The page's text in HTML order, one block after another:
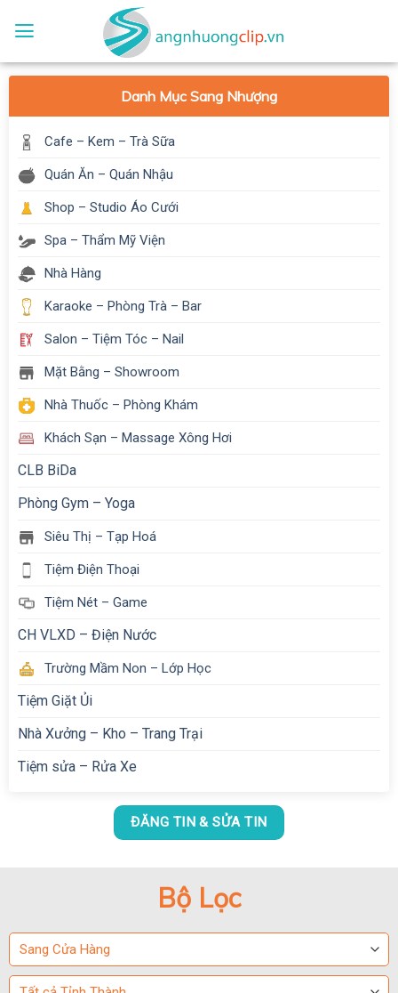
Danh Mục Sang Nhượng
Cafe – Kem – Trà Sữa
Quán Ăn – Quán Nhậu
Shop – Studio Áo Cưới
Spa – Thẩm Mỹ Viện
Nhà Hàng
Karaoke – Phòng Trà – Bar
Salon – Tiệm Tóc – Nail
Mặt Bằng – Showroom
Nhà Thuốc – Phòng Khám
Khách Sạn – Massage Xông Hơi
CLB BiDa
Phòng Gym – Yoga
Siêu Thị – Tạp Hoá
Tiệm Điện Thoại
Tiệm Nét – Game
CH VLXD – Điện Nước
Trường Mầm Non – Lớp Học
Tiệm Giặt Ủi
Nhà Xưởng – Kho – Trang Trại
Tiệm sửa – Rửa Xe
ĐĂNG TIN & SỬA TIN
Bộ Lọc